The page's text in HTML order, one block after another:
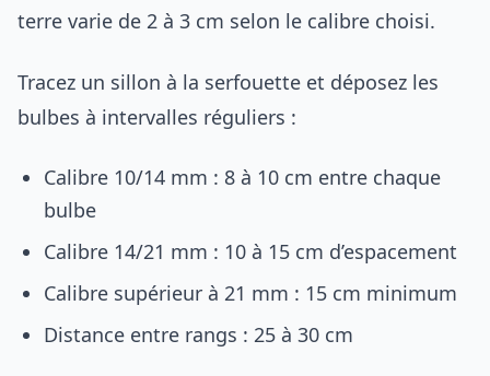
terre varie de 2 à 3 cm selon le calibre choisi.
Tracez un sillon à la serfouette et déposez les
bulbes à intervalles réguliers :
Calibre 10/14 mm : 8 à 10 cm entre chaque
bulbe
Calibre 14/21 mm : 10 à 15 cm d’espacement
Calibre supérieur à 21 mm : 15 cm minimum
Distance entre rangs : 25 à 30 cm